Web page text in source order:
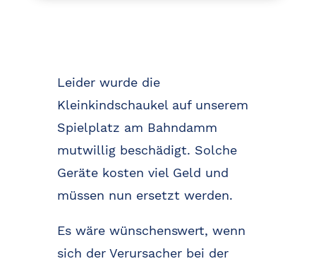
Leider wurde die
Kleinkindschaukel auf unserem
Spielplatz am Bahndamm
mutwillig beschädigt. Solche
Geräte kosten viel Geld und
müssen nun ersetzt werden.
Es wäre wünschenswert, wenn
sich der Verursacher bei der